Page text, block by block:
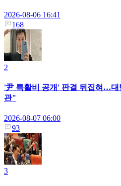
2026-08-06 16:41
168
2
'尹 특활비 공개' 판결 뒤집혀…대
관"
2026-08-07 06:00
93
3